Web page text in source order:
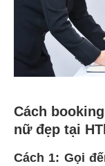
Cách
nữ đẹp tại
Cách 1: Gọi